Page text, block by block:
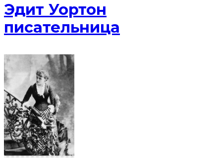
Эдит Уортон
писательница